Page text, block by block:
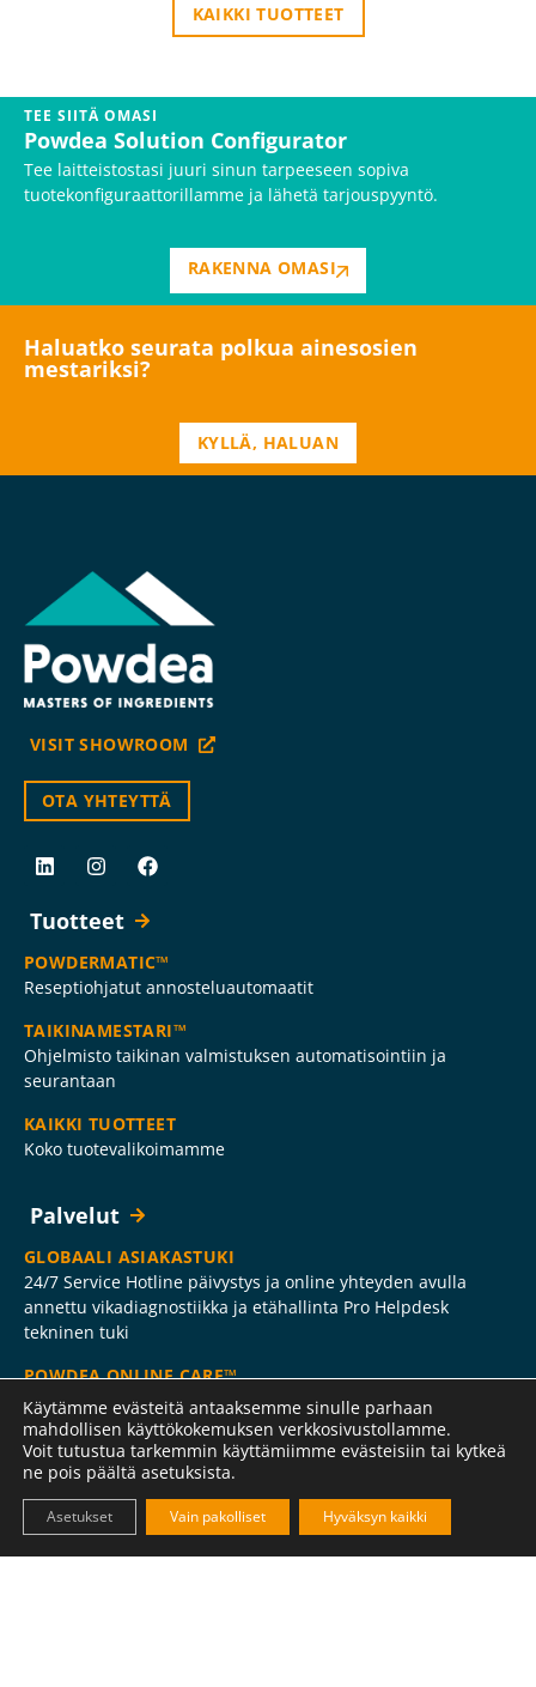
KAIKKI TUOTTEET
TEE SIITÄ OMASI
Powdea Solution Configurator
Tee laitteistostasi juuri sinun tarpeeseen sopiva
tuotekonfiguraattorillamme ja lähetä tarjouspyyntö.
RAKENNA OMASI
Haluatko seurata polkua ainesosien
mestariksi?
KYLLÄ, HALUAN
VISIT SHOWROOM
OTA YHTEYTTÄ
Tuotteet
POWDERMATIC™
Reseptiohjatut annosteluautomaatit
TAIKINAMESTARI™
Ohjelmisto taikinan valmistuksen automatisointiin ja
seurantaan
KAIKKI TUOTTEET
Koko tuotevalikoimamme
Palvelut
GLOBAALI ASIAKASTUKI
24/7 Service Hotline päivystys ja online yhteyden avulla
annettu vikadiagnostiikka ja etähallinta Pro Helpdesk
tekninen tuki
POWDEA ONLINE CARE™
24/7 päivystys ja online yhteyden avulla annettu
vikadiagnostiikka ja etähallinta
POWDEA ONSITE CARE™
Ennakoivaa huolenpitoa ylläpitosopimuksella
KAIKKI PALVELUT
Palvelumme laitetoimitusten koko elinkaaren ajaksi
Käytämme evästeitä antaaksemme sinulle parhaan
mahdollisen käyttökokemuksen verkkosivustollamme.
Voit tutustua tarkemmin käyttämiimme evästeisiin tai kytkeä
ne pois päältä asetuksista.
Hyväksyn kaikki
Vain pakolliset
Asetukset